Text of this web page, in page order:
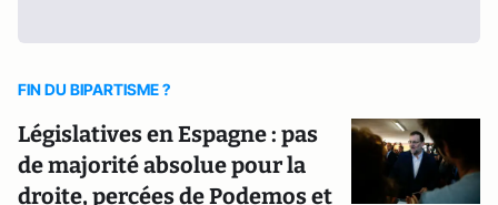
FIN DU BIPARTISME ?
Législatives en Espagne : pas
de majorité absolue pour la
droite, percées de Podemos et